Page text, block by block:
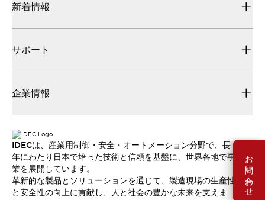
お問い合わせ
新着情報
サポート
企業情報
IDECは、産業用制御・安全・オートメーション分野で、長
年にわたり日本で培った技術と信頼を基盤に、世界各地で事
業を展開しています。
革新的な製品とソリューションを通じて、製造現場の生産性
と安全性の向上に貢献し、人と社会の豊かな未来を支えま